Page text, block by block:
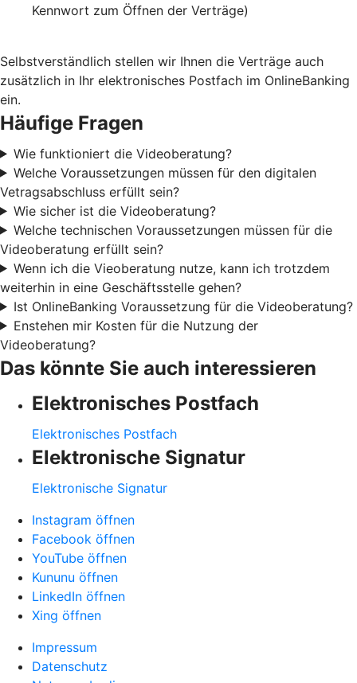
Kennwort zum Öffnen der Verträge)
Selbstverständlich stellen wir Ihnen die Verträge auch
zusätzlich in Ihr elektronisches Postfach im OnlineBanking
ein.
Häufige Fragen
Wie funktioniert die Videoberatung?
Welche Voraussetzungen müssen für den digitalen
Vetragsabschluss erfüllt sein?
Wie sicher ist die Videoberatung?
Welche technischen Voraussetzungen müssen für die
Videoberatung erfüllt sein?
Wenn ich die Vieoberatung nutze, kann ich trotzdem
weiterhin in eine Geschäftsstelle gehen?
Ist OnlineBanking Voraussetzung für die Videoberatung?
Enstehen mir Kosten für die Nutzung der
Videoberatung?
Das könnte Sie auch interessieren
Elektronisches Postfach
Elektronisches Postfach
Elektronische Signatur
Elektronische Signatur
Instagram öffnen
Facebook öffnen
YouTube öffnen
Kununu öffnen
LinkedIn öffnen
Xing öffnen
Impressum
Datenschutz